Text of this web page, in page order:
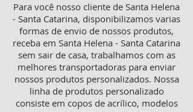
Para você nosso cliente de Santa Helena
- Santa Catarina, disponibilizamos varias
formas de envio de nossos produtos,
receba em Santa Helena - Santa Catarina
sem sair de casa, trabalhamos com as
melhores transportadoras para enviar
nossos produtos personalizados. Nossa
linha de produtos personalizado
consiste em copos de acrílico, modelos